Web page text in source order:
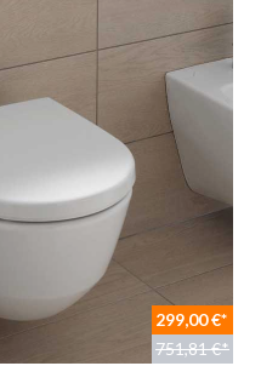
299,00 €*
751,81 €*